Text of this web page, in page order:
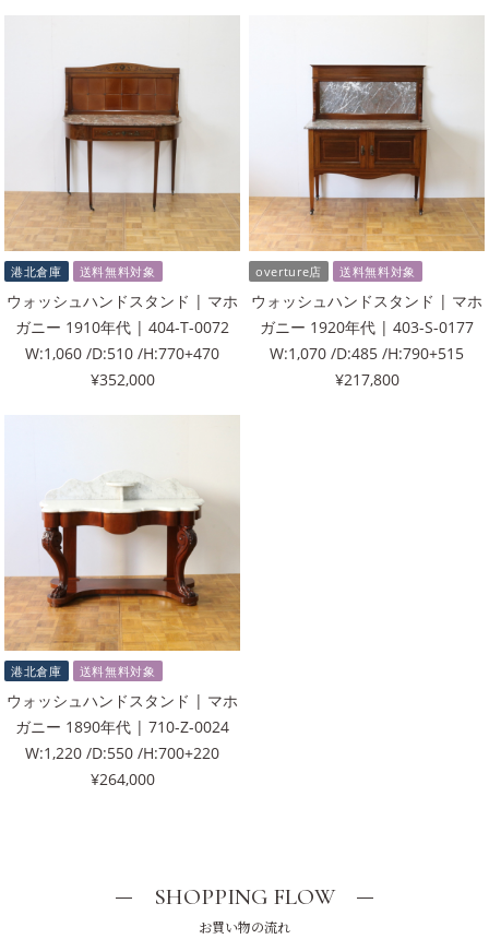
港北倉庫 送料無料対象
ウォッシュハンドスタンド | マホ
ガニー 1910年代 | 404-T-0072
W:1,060 /D:510 /H:770+470
¥352,000
overture店 送料無料対象
ウォッシュハンドスタンド | マホ
ガニー 1920年代 | 403-S-0177
W:1,070 /D:485 /H:790+515
¥217,800
港北倉庫 送料無料対象
ウォッシュハンドスタンド | マホ
ガニー 1890年代 | 710-Z-0024
W:1,220 /D:550 /H:700+220
¥264,000
SHOPPING FLOW
お買い物の流れ